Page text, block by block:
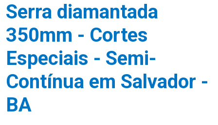
Serra diamantada
350mm - Cortes
Especiais - Semi-
Contínua em Salvador -
BA